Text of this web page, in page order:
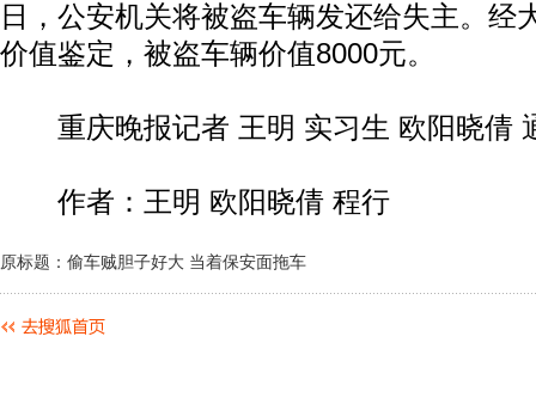
日，公安机关将被盗车辆发还给失主。经
价值鉴定，被盗车辆价值8000元。
重庆晚报记者 王明 实习生 欧阳晓倩
作者：王明 欧阳晓倩 程行
原标题：偷车贼胆子好大 当着保安面拖车